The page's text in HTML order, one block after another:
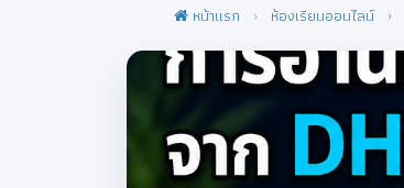
หน้าแรก ห้องเรียนออนไลน์